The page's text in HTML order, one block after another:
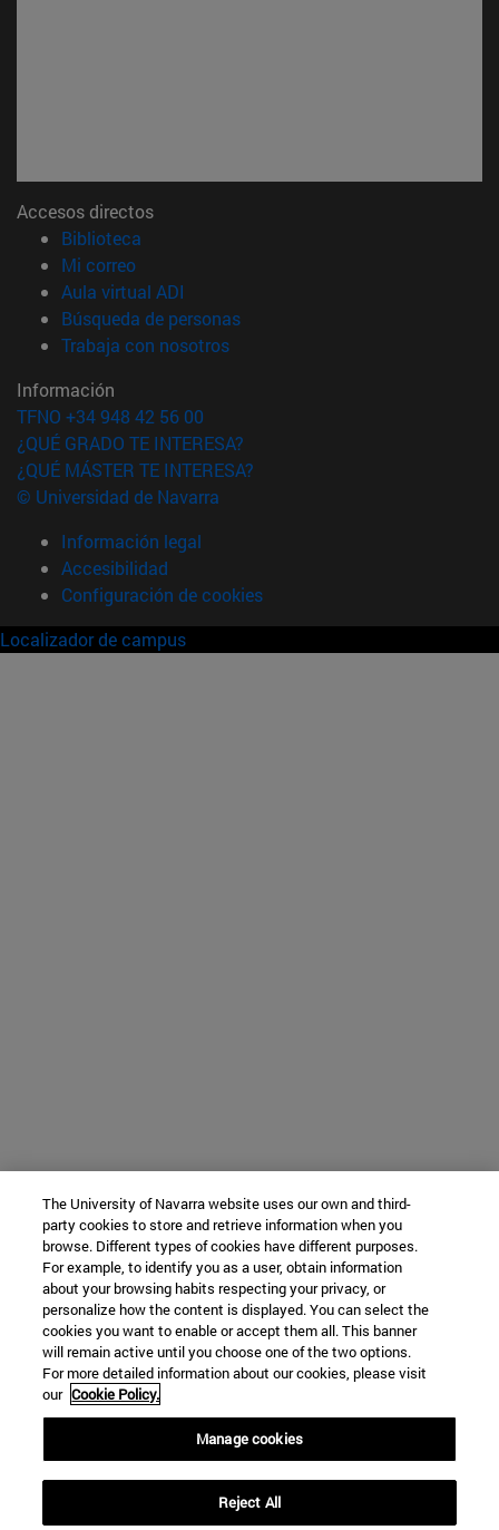
Accesos directos
Biblioteca
Mi correo(abre en nueva ventana)
Aula virtual ADI
Búsqueda de personas(abre en nueva ventana)
Trabaja con nosotros(abre en nueva ventana)
Información
TFNO +34 948 42 56 00
¿QUÉ GRADO TE INTERESA?
¿QUÉ MÁSTER TE INTERESA?
© Universidad de Navarra
Información legal
Accesibilidad
Configuración de cookies
Localizador de campus
The University of Navarra website uses our own and third-
party cookies to store and retrieve information when you
browse. Different types of cookies have different purposes.
For example, to identify you as a user, obtain information
about your browsing habits respecting your privacy, or
personalize how the content is displayed. You can select the
cookies you want to enable or accept them all. This banner
will remain active until you choose one of the two options.
For more detailed information about our cookies, please visit
our Cookie Policy.
Manage cookies
Reject All